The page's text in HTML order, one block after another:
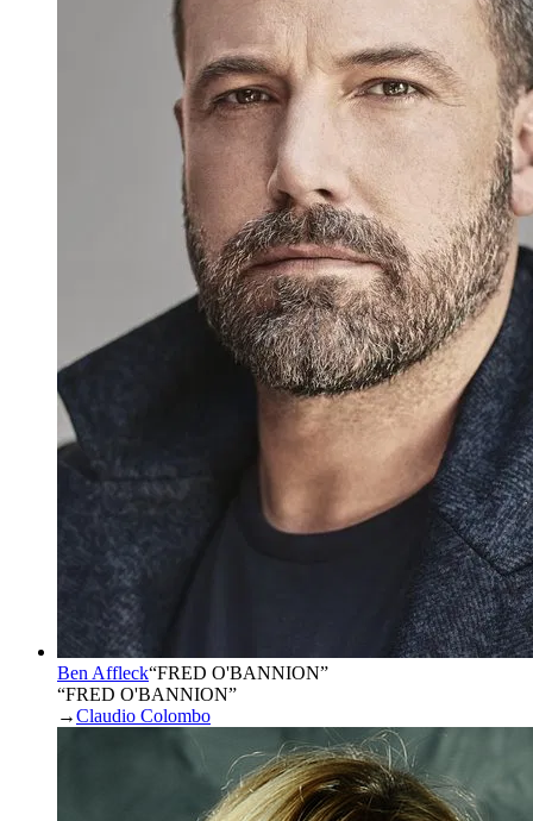
Ben Affleck“FRED O'BANNION”
“FRED O'BANNION”
→Claudio Colombo